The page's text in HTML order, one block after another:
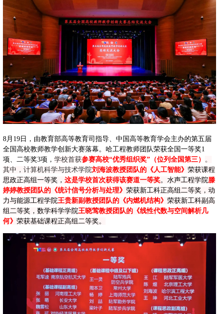
8月 19 日，由教育部高等教育司指导、中国高等教育学会主办的第五届
全国高校教师教学创新大赛落幕。哈工程教师团队荣获全国一等奖1
项、二等奖3项， 学校首获参赛高校“优秀组织奖”（位列全国第三） 。
其中，计算机科学与技术学院刘海波教授团队的《人工智能》 荣获课程
思政正高组一等奖， 这是学校首次获得该赛道一等奖。水声工程学院滕
婷婷教授团队的《统计信号分析与处理》 荣获新工科正高组二等奖，动
力与能源工程学院王贵新副教授团队的《内燃机结构》 荣获新工科副高
组二等奖，数学科学学院王晓莺教授团队的《线性代数与空间解析几
何》 荣获基础课程正高组二等奖。